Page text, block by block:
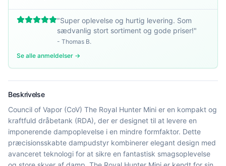
"Super oplevelse og hurtig levering. Som
sædvanlig stort sortiment og gode priser!"
- Thomas B.
Se alle anmeldelser →
Beskrivelse
Council of Vapor (CoV) The Royal Hunter Mini er en kompakt og
kraftfuld dråbetank (RDA), der er designet til at levere en
imponerende dampoplevelse i en mindre formfaktor. Dette
præcisionsskabte dampudstyr kombinerer elegant design med
avanceret teknologi for at sikre en fantastisk smagsoplevelse